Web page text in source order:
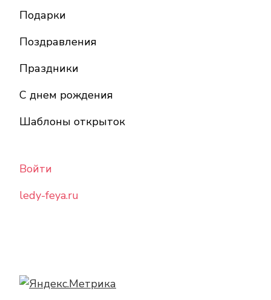
Подарки
Поздравления
Праздники
С днем рождения
Шаблоны открыток
Войти
ledy-feya.ru